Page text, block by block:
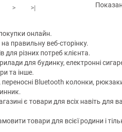
> >|
онлайн.
правильну веб-сторінку.
для різних потреб клієнта.
для будинку, електронні
та інше.
Bluetooth колонки,
є товари для всіх навіть для
товари для всієї родини і